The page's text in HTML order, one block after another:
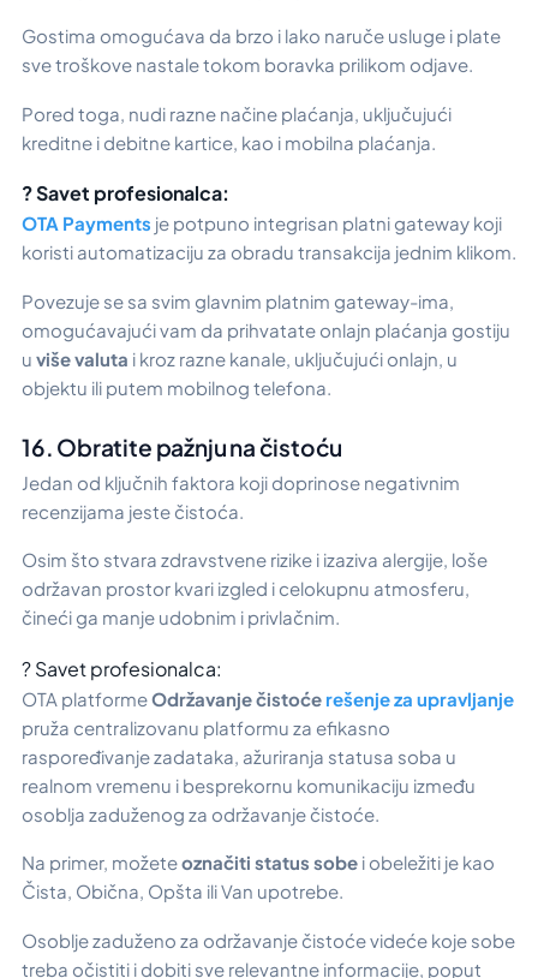
Gostima omogućava da brzo i lako naruče usluge i plate
sve troškove nastale tokom boravka prilikom odjave.
Pored toga, nudi razne načine plaćanja, uključujući
kreditne i debitne kartice, kao i mobilna plaćanja.
? Savet profesionalca:
OTA Payments je potpuno integrisan platni gateway koji
koristi automatizaciju za obradu transakcija jednim klikom.
Povezuje se sa svim glavnim platnim gateway-ima,
omogućavajući vam da prihvatate onlajn plaćanja gostiju
u više valuta i kroz razne kanale, uključujući onlajn, u
objektu ili putem mobilnog telefona.
16. Obratite pažnju na čistoću
Jedan od ključnih faktora koji doprinose negativnim
recenzijama jeste čistoća.
Osim što stvara zdravstvene rizike i izaziva alergije, loše
održavan prostor kvari izgled i celokupnu atmosferu,
čineći ga manje udobnim i privlačnim.
? Savet profesionalca:
OTA platformeOdržavanje čistoće rešenje za upravljanje
pruža centralizovanu platformu za efikasno
raspoređivanje zadataka, ažuriranja statusa soba u
realnom vremenu i besprekornu komunikaciju između
osoblja zaduženog za održavanje čistoće.
Na primer, možeteoznačiti status sobe i obeležiti je kao
Čista, Obična, Opšta ili Van upotrebe.
Osoblje zaduženo za održavanje čistoće videće koje sobe
treba očistiti i dobiti sve relevantne informacije, poput